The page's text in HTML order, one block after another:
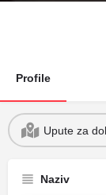
Profile
Upute za
Naziv